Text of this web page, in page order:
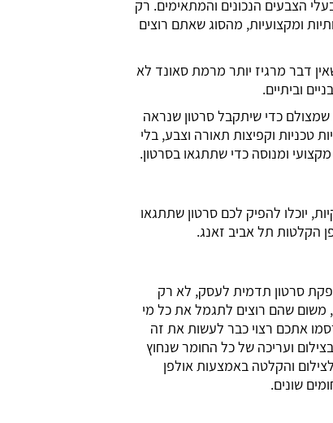
הצבעים הנכונים והמתאימים. רק
ומקצועיות, מהסוג שאתם רוצים
דבר מרגיז יותר מרמת סאונד לא
וביתיים.
כדי שיתקבל סרטון שנראה
טכניות וקפיצות תאורה וצבע, בלי
ומנוסה כדי שתתגאו בסרטון.
יוכלו להפיק לכם סרטון שתתגאו
הקלטות תל אביב זאנג.
הפקת סרטון תדמית לעסק, לא רק
משום שהם רוצים לתגמל את כל מי
אתכם רצוי כבר לעשות את זה
ועריכה של כל החומר שנחוץ
והקלטה באמצעות אולפן
שונים.